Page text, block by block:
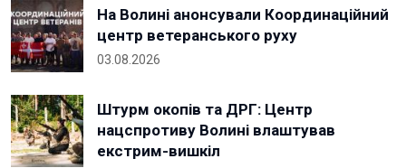
На Волині анонсували Координаційний
центр ветеранського руху
03.08.2026
Штурм окопів та ДРГ: Центр
нацспротиву Волині влаштував
екстрим-вишкіл